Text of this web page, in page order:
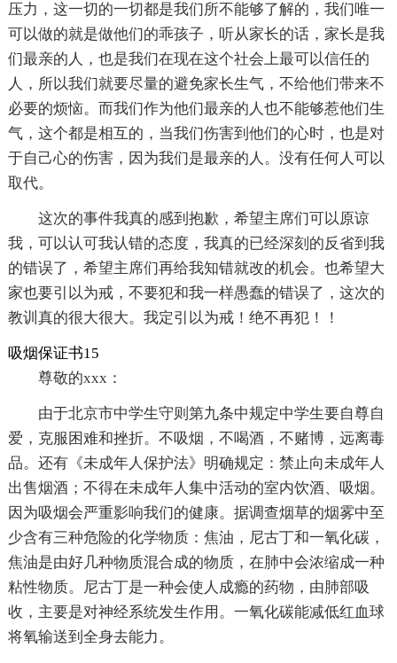
压力，这一切的一切都是我们所不能够了解的，我们唯一
可以做的就是做他们的乖孩子，听从家长的话，家长是我
们最亲的人，也是我们在现在这个社会上最可以信任的
人，所以我们就要尽量的避免家长生气，不给他们带来不
必要的烦恼。而我们作为他们最亲的人也不能够惹他们生
气，这个都是相互的，当我们伤害到他们的心时，也是对
于自己心的伤害，因为我们是最亲的人。没有任何人可以
取代。
这次的事件我真的感到抱歉，希望主席们可以原谅
我，可以认可我认错的态度，我真的已经深刻的反省到我
的错误了，希望主席们再给我知错就改的机会。也希望大
家也要引以为戒，不要犯和我一样愚蠢的错误了，这次的
教训真的很大很大。我定引以为戒！绝不再犯！！
吸烟保证书15
尊敬的xxx：
由于北京市中学生守则第九条中规定中学生要自尊自
爱，克服困难和挫折。不吸烟，不喝酒，不赌博，远离毒
品。还有《未成年人保护法》明确规定：禁止向未成年人
出售烟酒；不得在未成年人集中活动的室内饮酒、吸烟。
因为吸烟会严重影响我们的健康。据调查烟草的烟雾中至
少含有三种危险的化学物质：焦油，尼古丁和一氧化碳，
焦油是由好几种物质混合成的物质，在肺中会浓缩成一种
粘性物质。尼古丁是一种会使人成瘾的药物，由肺部吸
收，主要是对神经系统发生作用。一氧化碳能减低红血球
将氧输送到全身去能力。